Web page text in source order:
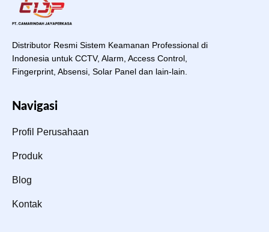
Distributor Resmi Sistem Keamanan Professional di
Indonesia untuk CCTV, Alarm, Access Control,
Fingerprint, Absensi, Solar Panel dan lain-lain.
Navigasi
Profil Perusahaan
Produk
Blog
Kontak